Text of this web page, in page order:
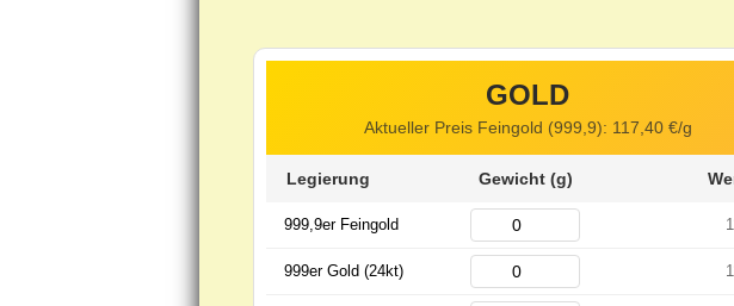
GOLD
Aktueller Preis Feingold (999,9): 117,40€/g
Legierung Gewicht (g)
999,9er Feingold
999er Gold (24kt)